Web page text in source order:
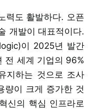
력도 활발하다. 오픈
개발이 대표적이다.
이 2025년 발간
전 세계 기업의 96%
지하는 것으로 조사
량이 크게 증가한 것
신의 핵심 인프라로